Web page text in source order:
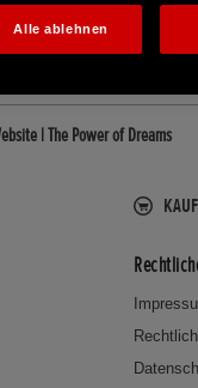
| The Power of Dreams
Alle ablehnen